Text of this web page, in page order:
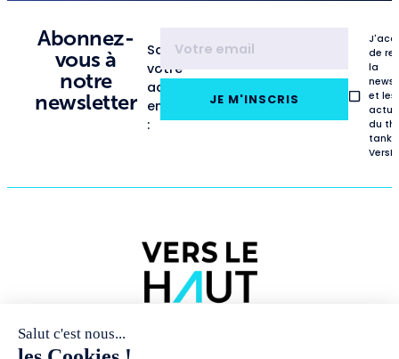
Abonnez-
vous à
notre
newsletter
Saisissez
votre
adresse
email
:
JE M'INSCRIS
de
la
et les
du
tank
NOUS